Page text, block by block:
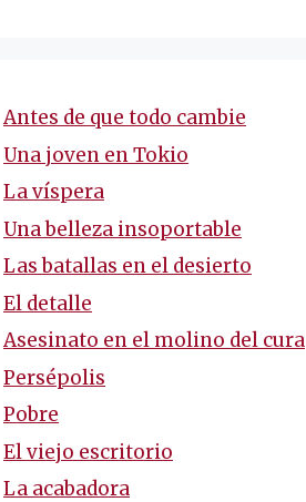
Antes de que todo cambie
Una joven en Tokio
La víspera
Una belleza insoportable
Las batallas en el desierto
El detalle
Asesinato en el molino del cura
Persépolis
Pobre
El viejo escritorio
La acabadora